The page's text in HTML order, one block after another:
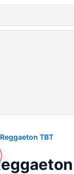
Reggaeton TBT